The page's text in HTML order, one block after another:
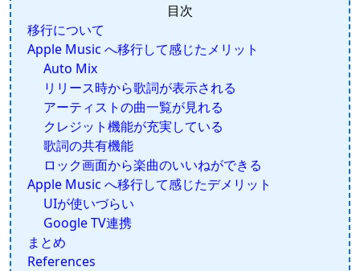
目次
移行について
Apple Music へ移行して感じたメリット
Auto Mix
リリース時から歌詞が表示される
アーティストの曲一覧が見れる
クレジット機能が充実している
歌詞の共有機能
ロック画面から楽曲のいいねができる
Apple Music へ移行して感じたデメリット
UIが使いづらい
Google TV連携
まとめ
References